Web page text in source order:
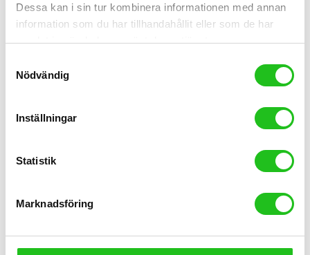
Dessa kan i sin tur kombinera informationen med annan
information som du har tillhandahållit eller som de har
samlat in när du har använt deras tjänster.
Nödvändig
Inställningar
Statistik
Marknadsföring
Kryptonite Evolution fold cykellås